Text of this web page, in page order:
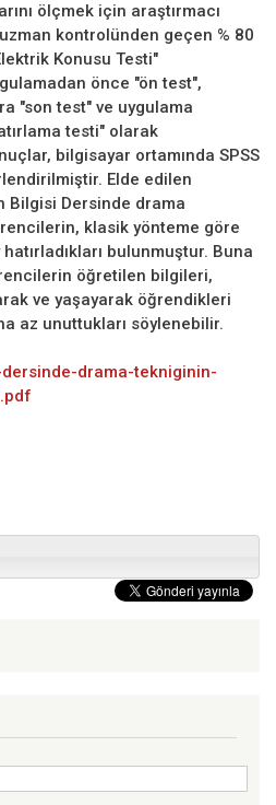
ölçmek için araştırmacı
kontrolünden geçen % 80
Konusu Testi"
önce "ön test",
"son test" ve uygulama
testi" olarak
bilgisayar ortamında SPSS
Elde edilen
Bilgisi Dersinde drama
klasik yönteme göre
bulunmuştur. Buna
öğretilen bilgileri,
ve yaşayarak öğrendikleri
az unuttukları söylenebilir.
drama-tekniginin-